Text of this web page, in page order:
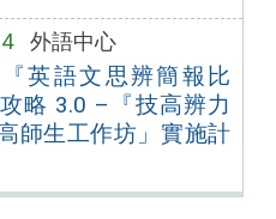
外語中心
英語文思辨簡報比
略 3.0 –『技高辨力
師生工作坊」實施計